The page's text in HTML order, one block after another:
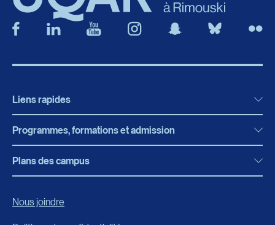
Liens rapides
Actualités
Bibliothèque
Boutique en ligne
Programmes, formations et admission
Programmes, formations et admission
Plans des campus
Nous joindre